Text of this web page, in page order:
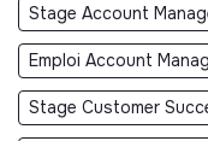
Stage Account
Emploi Account
Stage Customer